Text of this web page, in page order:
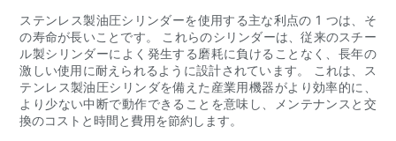
ステンレス製油圧シリンダーを使用する主な利点の 1 つは、そ
の寿命が長いことです。 これらのシリンダーは、従来のスチー
ル製シリンダーによく発生する磨耗に負けることなく、長年の
激しい使用に耐えられるように設計されています。 これは、ス
テンレス製油圧シリンダを備えた産業用機器がより効率的に、
より少ない中断で動作できることを意味し、メンテナンスと交
換のコストと時間と費用を節約します。